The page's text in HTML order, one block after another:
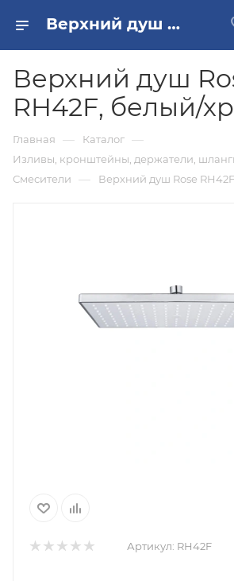
Верхний душ Rose RH42F, белый/хром купить в Москве
Верхний душ
RH42F, белый/
Главная — Каталог —
Изливы, кронштейны, держатели,
Смесители — Верхний душ Rose
Артикул: RH42F